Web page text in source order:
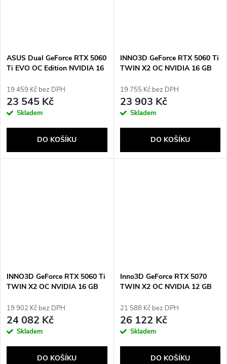
ASUS Dual GeForce RTX 5060
Ti EVO OC Edition NVIDIA 16
19 459 Kč bez DPH
23 545 Kč
Skladem
DO KOŠÍKU
INNO3D GeForce RTX 5060 Ti
TWIN X2 OC NVIDIA 16 GB
19 755 Kč bez DPH
23 903 Kč
Skladem
DO KOŠÍKU
INNO3D GeForce RTX 5060 Ti
TWIN X2 OC NVIDIA 16 GB
19 902 Kč bez DPH
24 082 Kč
Skladem
DO KOŠÍKU
Inno3D GeForce RTX 5070
TWIN X2 OC NVIDIA 12 GB
21 588 Kč bez DPH
26 122 Kč
Skladem
DO KOŠÍKU